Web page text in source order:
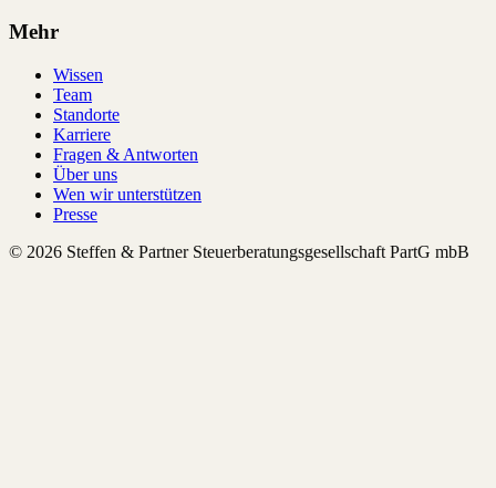
Mehr
Wissen
Team
Standorte
Karriere
Fragen & Antworten
Über uns
Wen wir unterstützen
Presse
© 2026 Steffen & Partner Steuerberatungsgesellschaft PartG mbB